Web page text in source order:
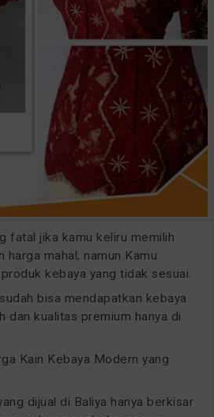
fatal jika kamu keliru memilih
harga mahal, namun Kamu
kebaya yang tidak sesuai.
bisa mendapatkan kebaya
dan kualitas premium hanya di
Kain Kebaya Modern yang
dijual di Baliya hanya berkisar